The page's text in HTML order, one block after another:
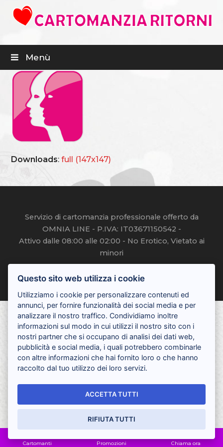
Menù
Downloads:full (147x147)
Servizio di cartomanzia professionale offerto da
OMNIA LINE - P.IVA: IT03671150542 -
Attivo dalle 08:00 alle 02:00 - No Erotico, Vietato ai
minori
Cartomanti Promozioni Chiama ora
Questo sito web utilizza i cookie
Utilizziamo i cookie per personalizzare contenuti ed
annunci, per fornire funzionalità dei social media e per
analizzare il nostro traffico. Condividiamo inoltre
informazioni sul modo in cui utilizzi il nostro sito con i
nostri partner che si occupano di analisi dei dati web,
pubblicità e social media, i quali potrebbero combinarle
con altre informazioni che hai fornito loro o che hanno
raccolto dal tuo utilizzo dei loro servizi.
ACCETTA TUTTI
RIFIUTA TUTTI